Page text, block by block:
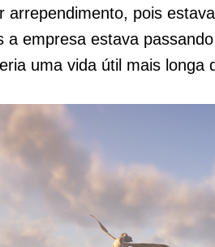
arrependimento, pois
a empresa estava
uma vida útil mais longa